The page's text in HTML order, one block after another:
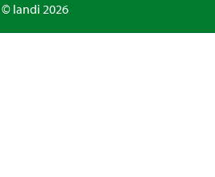
© landi 2026